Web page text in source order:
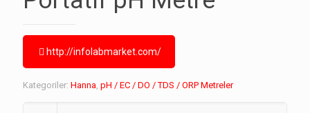
http://infolabmarket.com/
Kategoriler: Hanna, pH / EC / DO / TDS / ORP Metreler